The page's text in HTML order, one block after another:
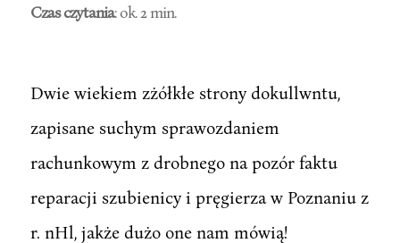
Czas czytania: ok. 2 min.
Dwie wiekiem zżółkłe strony dokullwntu,
zapisane suchym sprawozdaniem
rachunkowym z drobnego na pozór faktu
reparacji szubienicy i pręgierza w Poznaniu z
r. nHl, jakże dużo one nam mówią!